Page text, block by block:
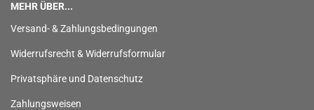
MEHR ÜBER...
Versand- & Zahlungsbedingungen
Widerrufsrecht & Widerrufsformular
Privatsphäre und Datenschutz
Zahlungsweisen